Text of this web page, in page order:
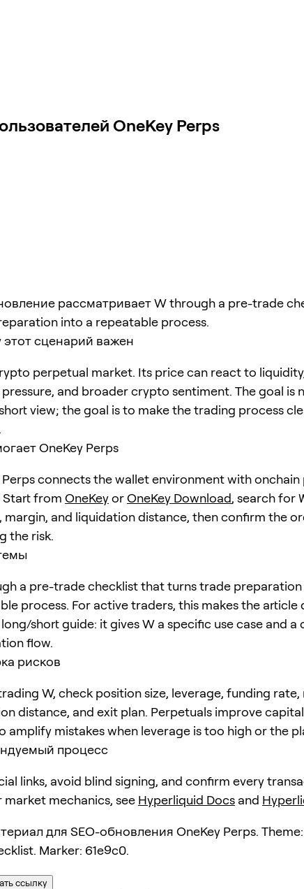
OneKey Perps
рассматривает W through a pre-trade
into a repeatable process.
сценарий важен
perpetual market. Its price can react to
and broader crypto sentiment. The goal is
view; the goal is to make the trading process
OneKey Perps
Perps connects the wallet environment with
from OneKeyorOneKey Download, search for
margin, and liquidation distance, then confirm the
the risk.
a pre-trade checklist that turns trade preparation
process. For active traders, this makes the
short guide: it gives W a specific use case and a
flow.
рисков
W, check position size, leverage, funding
distance, and exit plan. Perpetuals improve
amplify mistakes when leverage is too high or the
процесс
links, avoid blind signing, and confirm every
market mechanics, see Hyperliquid Docs and
для SEO-обновления OneKey Perps.
Marker: 61e9c0.
ссылку